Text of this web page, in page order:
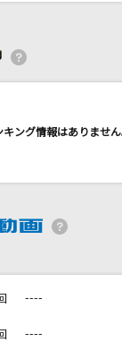
回 ----
回 ----